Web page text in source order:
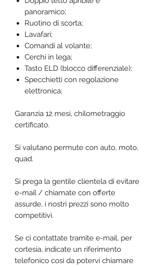
panoramico;
Ruotino di scorta;
Lavafari;
Comandi al volante;
Cerchi in lega;
Tasto ELD (blocco differenziale);
Specchietti con regolazione
elettronica;
Garanzia 12 mesi, chilometraggio
certificato.
Si valutano permute con auto, moto,
quad.
Si prega la gentile clientela di evitare
e-mail / chiamate con offerte
assurde, i nostri prezzi sono molto
competitivi.
Se ci contattate tramite e-mail, per
cortesia, indicate un riferimento
telefonico così da potervi chiamare